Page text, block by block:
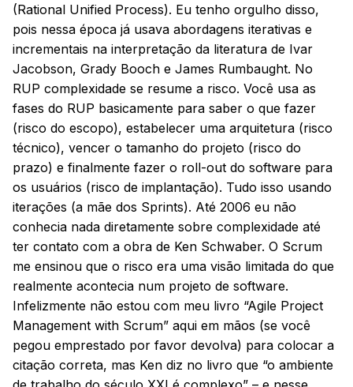
(Rational Unified Process). Eu tenho orgulho disso,
pois nessa época já usava abordagens iterativas e
incrementais na interpretação da literatura de Ivar
Jacobson, Grady Booch e James Rumbaught. No
RUP complexidade se resume a risco. Você usa as
fases do RUP basicamente para saber o que fazer
(risco do escopo), estabelecer uma arquitetura (risco
técnico), vencer o tamanho do projeto (risco do
prazo) e finalmente fazer o roll-out do software para
os usuários (risco de implantação). Tudo isso usando
iterações (a mãe dos Sprints). Até 2006 eu não
conhecia nada diretamente sobre complexidade até
ter contato com a obra de Ken Schwaber. O Scrum
me ensinou que o risco era uma visão limitada do que
realmente acontecia num projeto de software.
Infelizmente não estou com meu livro “Agile Project
Management with Scrum” aqui em mãos (se você
pegou emprestado por favor devolva) para colocar a
citação correta, mas Ken diz no livro que “o ambiente